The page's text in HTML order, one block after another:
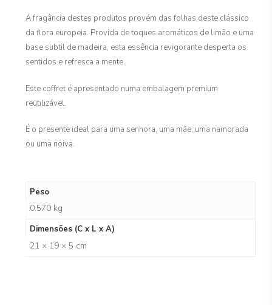
A fragância destes produtos provém das folhas deste clássico
da flora europeia. Provida de toques aromáticos de limão e uma
base subtil de madeira, esta essência revigorante desperta os
sentidos e refresca a mente.
Este coffret é apresentado numa embalagem premium
reutilizável.
É o presente ideal para uma senhora, uma mãe, uma namorada
ou uma noiva.
Peso
0.570 kg
Dimensões (C x L x A)
21 × 19 × 5 cm